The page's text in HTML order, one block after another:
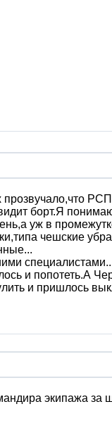
прозвучало,что
борт.Я
уж в
чешские
и попотеть.А
и пришлось
экипажа за